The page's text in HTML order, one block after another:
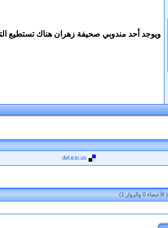
ويوجد أحد مندوبي صحيفة زهران هناك تستطيع
del.icio.us
( الأعضاء 0 والزوار 1)